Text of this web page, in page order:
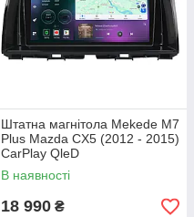
Штатна магнітола Mekede M7
Plus Mazda CX5 (2012 - 2015)
CarPlay QleD
В наявності
18 990 ₴